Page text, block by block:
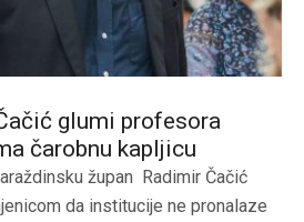
glumi profesora
čarobnu kapljicu
župan Radimir Čačić
da institucije ne pronalaze